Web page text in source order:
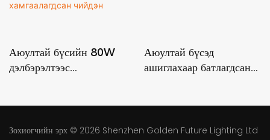
Аюултай бүсийн 80W
дэлбэрэлтээс
дэлбэрэлтээс
Аюултай бүсэд
ашиглахаар батлагдсан
Зохиогчийн эрх © 2026 Shenzhen Golden Future Lighting Ltd